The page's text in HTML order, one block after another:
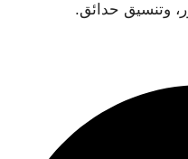
وتنسيق حدائق.